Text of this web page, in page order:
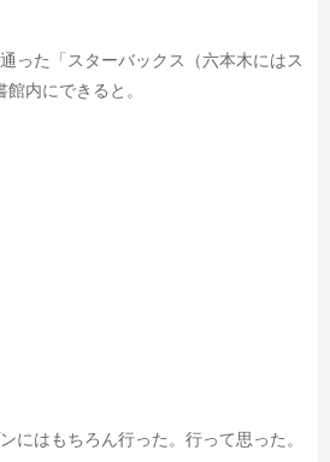
った
「スターバックス（六本木にはス
内にできると。
にはもちろん行った。行って思った。